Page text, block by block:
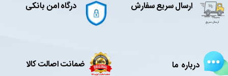
ارسال سریع سفارش درگاه امن بانکی
درباره ما ضمانت اصالت کالا